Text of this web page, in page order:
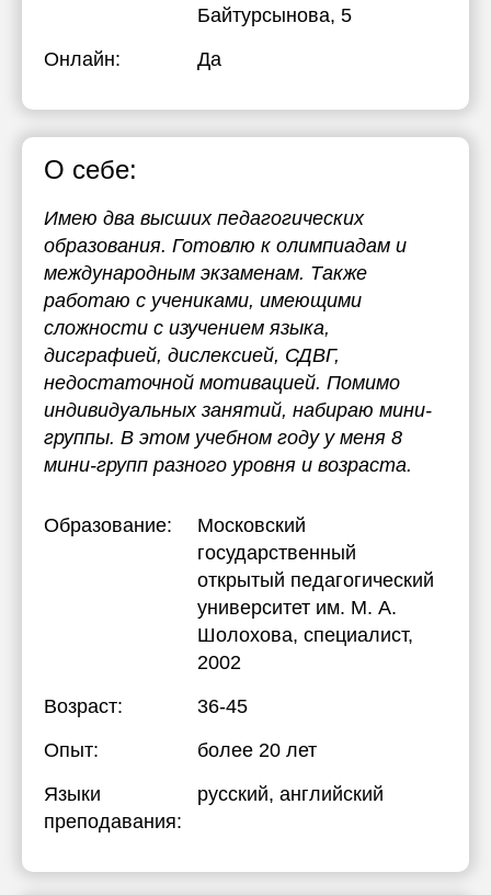
Байтурсынова, 5
Онлайн:
Да
О себе:
Имею два высших педагогических
образования. Готовлю к олимпиадам и
международным экзаменам. Также
работаю с учениками, имеющими
сложности с изучением языка,
дисграфией, дислексией, СДВГ,
недостаточной мотивацией. Помимо
индивидуальных занятий, набираю мини-
группы. В этом учебном году у меня 8
мини-групп разного уровня и возраста.
Образование:
Московский
государственный
открытый педагогический
университет им. М. А.
Шолохова, специалист,
2002
Возраст:
36-45
Опыт:
более 20 лет
Языки
преподавания:
русский, английский